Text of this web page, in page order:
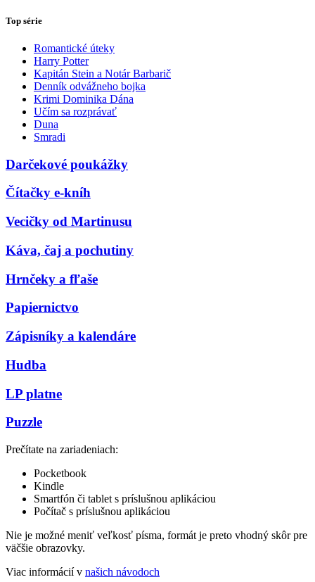
Top série
Romantické úteky
Harry Potter
Kapitán Stein a Notár Barbarič
Denník odvážneho bojka
Krimi Dominika Dána
Učím sa rozprávať
Duna
Smradi
Darčekové poukážky
Čítačky e-kníh
Vecičky od Martinusu
Káva, čaj a pochutiny
Hrnčeky a fľaše
Papiernictvo
Zápisníky a kalendáre
Hudba
LP platne
Puzzle
Prečítate na zariadeniach:
Pocketbook
Kindle
Smartfón či tablet s príslušnou aplikáciou
Počítač s príslušnou aplikáciou
Nie je možné meniť veľkosť písma, formát je preto vhodný skôr pre
väčšie obrazovky.
Viac informácií v našich návodoch